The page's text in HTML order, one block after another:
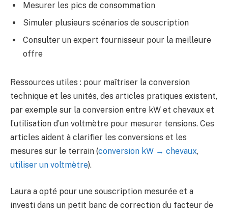
Mesurer les pics de consommation
Simuler plusieurs scénarios de souscription
Consulter un expert fournisseur pour la meilleure
offre
Ressources utiles : pour maîtriser la conversion
technique et les unités, des articles pratiques existent,
par exemple sur la conversion entre kW et chevaux et
l’utilisation d’un voltmètre pour mesurer tensions. Ces
articles aident à clarifier les conversions et les
mesures sur le terrain (conversion kW → chevaux,
utiliser un voltmètre).
Laura a opté pour une souscription mesurée et a
investi dans un petit banc de correction du facteur de